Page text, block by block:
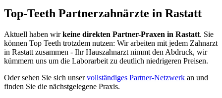
Top-Teeth Partnerzahnärzte in Rastatt
Aktuell haben wirkeine direkten Partner-Praxen in Rastatt. Sie
können Top Teeth trotzdem nutzen: Wir arbeiten mit jedem Zahnarzt
in Rastatt zusammen - Ihr Hauszahnarzt nimmt den Abdruck, wir
kümmern uns um die Laborarbeit zu deutlich niedrigeren Preisen.
Oder sehen Sie sich unservollständiges Partner-Netzwerk an und
finden Sie die nächstgelegene Praxis.